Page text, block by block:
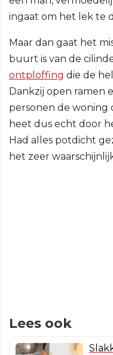
ingaat om het lek te
Maar dan gaat het
buurt is van de
ontploffing die de
Dankzij open ramen
personen de woning
heet dus echt door
Had alles potdicht
het zeer
Lees ook